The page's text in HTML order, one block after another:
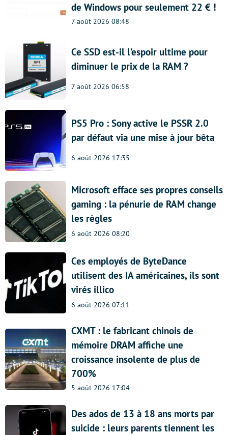
de Windows pour seulement 22 € !
7 août 2026 08:48
Ce SSD est-il l’espoir ultime pour
diminuer le prix de la RAM ?
7 août 2026 06:58
PS5 Pro : Sony active le PSSR 2.0
par défaut via une mise à jour bêta
6 août 2026 17:35
Microsoft efface ses propres conseils
gaming : la pénurie de RAM change
les règles
6 août 2026 08:20
Ces employés de ByteDance
utilisent des IA américaines, ils sont
virés illico
6 août 2026 07:11
CXMT : le fabricant chinois de
mémoire DRAM affiche une
croissance insolente de plus de
700%
5 août 2026 17:04
Des ados de 13 à 18 ans morts par
suicide : leurs parents tiennent les